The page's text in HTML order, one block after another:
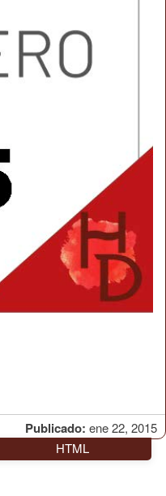
Publicado: ene 22, 2015
HTML